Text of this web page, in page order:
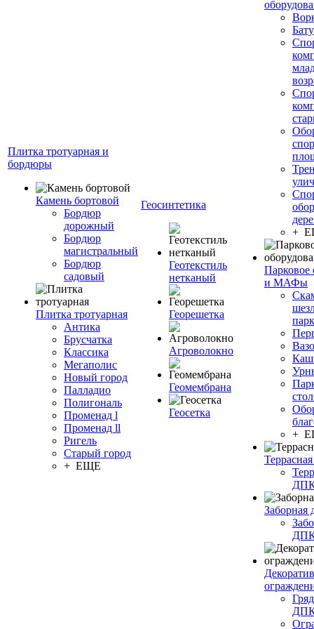
Плитка тротуарная и
бордюры
Камень бортовой
Бордюр
дорожный
Бордюр
магистральный
Бордюр
садовый
Плитка тротуарная
Антика
Брусчатка
Классика
Мегаполис
Новый город
Палладио
Полигональ
Променад l
Променад ll
Ригель
Старый город
+ ЕЩЕ
Геосинтетика
Геотекстиль
нетканый
Георешетка
Агроволокно
Геомембрана
Геосетка
+
Парковое
и МАФы
+
Заборная